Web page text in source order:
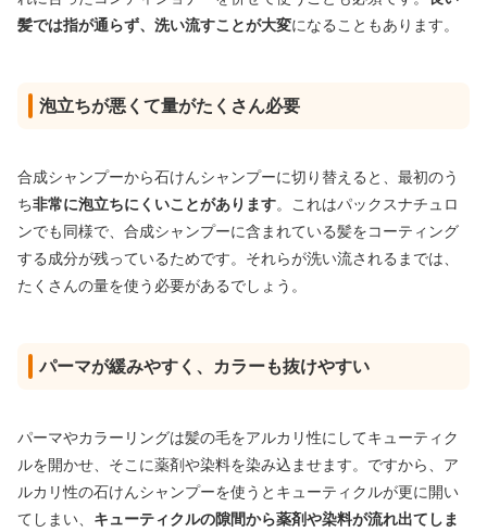
髪では指が通らず、洗い流すことが大変になることもあります。
泡立ちが悪くて量がたくさん必要
合成シャンプーから石けんシャンプーに切り替えると、最初のう
ち非常に泡立ちにくいことがあります。これはパックスナチュロ
ンでも同様で、合成シャンプーに含まれている髪をコーティング
する成分が残っているためです。それらが洗い流されるまでは、
たくさんの量を使う必要があるでしょう。
パーマが緩みやすく、カラーも抜けやすい
パーマやカラーリングは髪の毛をアルカリ性にしてキューティク
ルを開かせ、そこに薬剤や染料を染み込ませます。ですから、ア
ルカリ性の石けんシャンプーを使うとキューティクルが更に開い
てしまい、 キューティクルの隙間から薬剤や染料が流れ出てしま